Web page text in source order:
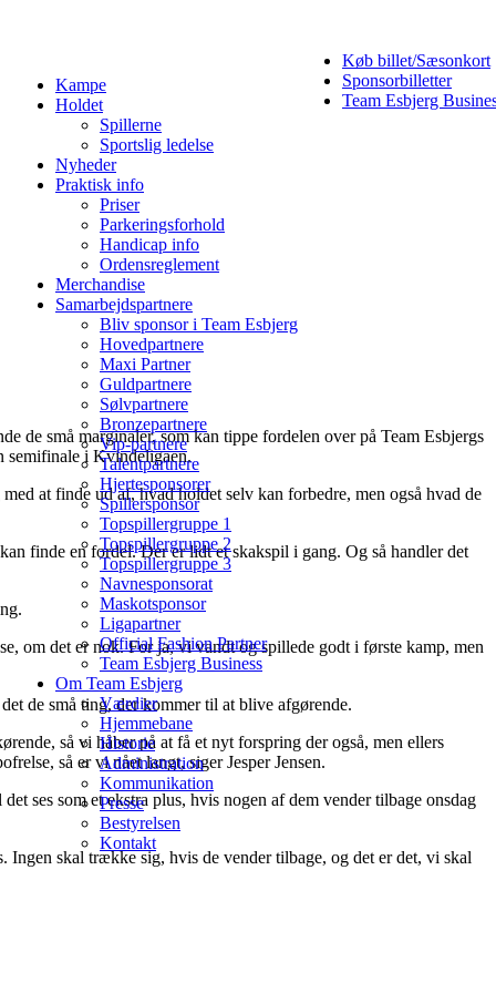
Køb billet/Sæsonkort
Sponsorbilletter
Team Esbjerg
Kampe
Holdet
Spillerne
Sportslig ledelse
Nyheder
Praktisk info
Priser
Parkeringsforhold
Handicap info
Ordensreglement
Merchandise
Samarbejdspartnere
Bliv sponsor i Team Esbjerg
Hovedpartnere
Maxi Partner
Guldpartnere
Sølvpartnere
Bronzepartnere
Vip-partnere
Talentpartnere
Hjertesponsorer
Spillersponsor
Topspillergruppe 1
Topspillergruppe 2
Topspillergruppe 3
Navnesponsorat
Maskotsponsor
Ligapartner
Official Fashion Partner
Team Esbjerg Business
Om Team Esbjerg
Værdier
Hjemmebane
Historie
Administration
Kommunikation
Presse
Bestyrelsen
Kontakt
de små marginaler, som kan tippe fordelen over på Team Esbjergs
semifinale i Kvindeligaen.
at finde ud af, hvad holdet selv kan forbedre, men også hvad de
finde en fordel. Der er lidt et skakspil i gang. Og så handler det
om det er nok. For ja, vi vandt og spillede godt i første kamp, men
de små ting, der kommer til at blive afgørende.
så vi håber på at få et nyt forspring der også, men ellers
så er vi nået langt, siger Jesper Jensen.
ses som et ekstra plus, hvis nogen af dem vender tilbage onsdag
skal trække sig, hvis de vender tilbage, og det er det, vi skal